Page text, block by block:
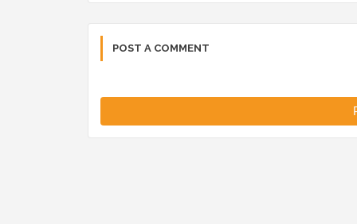
POST A COMMENT